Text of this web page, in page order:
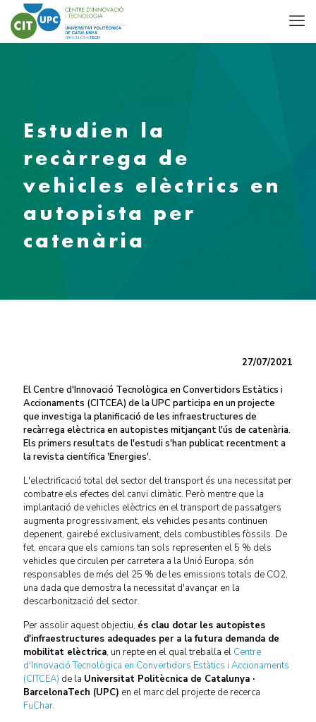
Estudien la
recàrrega de
vehicles elèctrics en
autopista per
catenària
27/07/2021
El Centre d'Innovació Tecnològica en Convertidors Estàtics i
Accionaments (CITCEA) de la UPC participa en un projecte
que investiga la planificació de les infraestructures de
recàrrega elèctrica en autopistes mitjançant l'ús de catenària.
Els primers resultats de l'estudi s'han publicat recentment a
la revista científica 'Energies'.
L'electrificació total del sector del transport és una necessitat per
combatre els efectes del canvi climàtic. Però mentre que la
implantació de vehicles elèctrics en el transport de passatgers
augmenta progressivament, els vehicles pesants continuen
depenent, gairebé exclusivament, dels combustibles fòssils. De
fet, encara que els camions tan sols representen el 5 % dels
vehicles que circulen per carretera a la Unió Europa, són
responsables de més del 25 % de les emissions totals de CO2,
una dada que demostra la necessitat d'avançar en la
descarbonització del sector.
Per assolir aquest objectiu, és clau dotar les autopistes
d'infraestructures adequades per a la futura demanda de
mobilitat elèctrica, un repte en el qual treballa el Centre
d'Innovació Tecnològica en Convertidors Estàtics i Accionaments
(CITCEA) de la Universitat Politècnica de Catalunya ·
BarcelonaTech (UPC) en el marc del projecte de recerca
FuChar.